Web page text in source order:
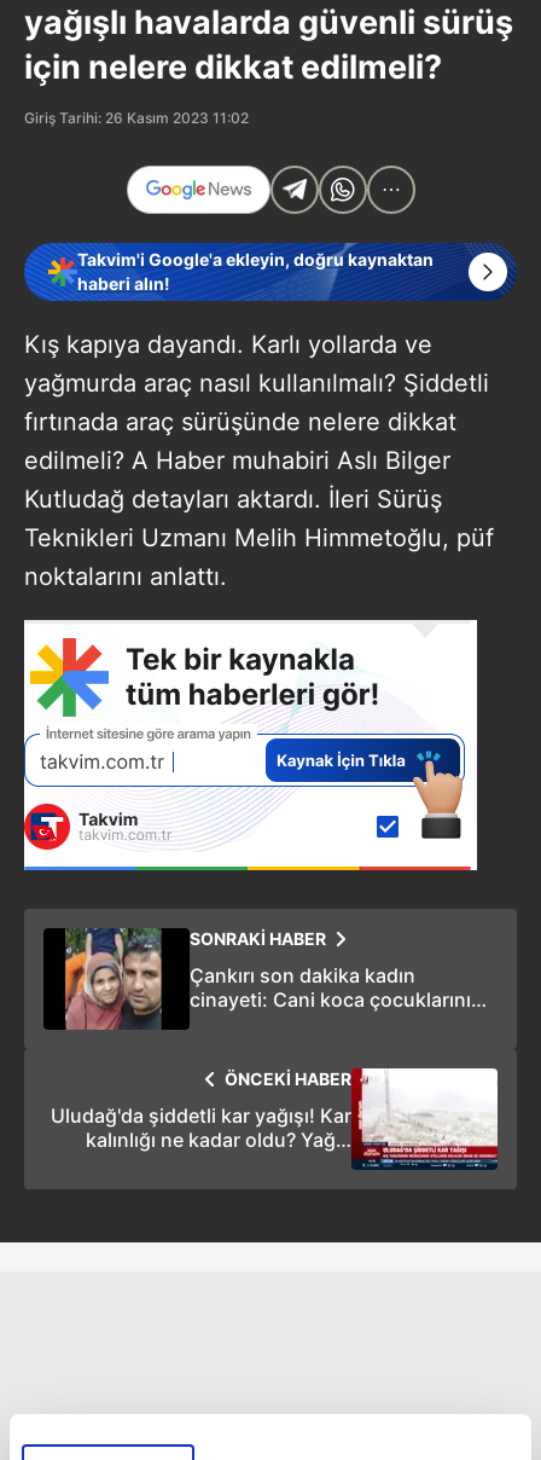
yağışlı havalarda güvenli sürüş
için nelere dikkat edilmeli?
Giriş Tarihi: 26 Kasım 2023 11:02
Takvim'i Google'a ekleyin, doğru kaynaktan
haberi alın!
Kış kapıya dayandı. Karlı yollarda ve
yağmurda araç nasıl kullanılmalı? Şiddetli
fırtınada araç sürüşünde nelere dikkat
edilmeli? A Haber muhabiri Aslı Bilger
Kutludağ detayları aktardı. İleri Sürüş
Teknikleri Uzmanı Melih Himmetoğlu, püf
noktalarını anlattı.
SONRAKİ HABER
Çankırı son dakika kadın
cinayeti: Cani koca çocuklarının
ÖNCEKİ HABER
Uludağ'da şiddetli kar yağışı! Kar
kalınlığı ne kadar oldu? Yağış